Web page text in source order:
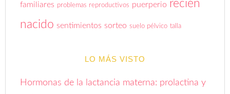
familiares problemas reproductivos puerperio recién
nacido sentimientos sorteo suelo pélvico talla
LO MÁS VISTO
Hormonas de la lactancia materna: prolactina y